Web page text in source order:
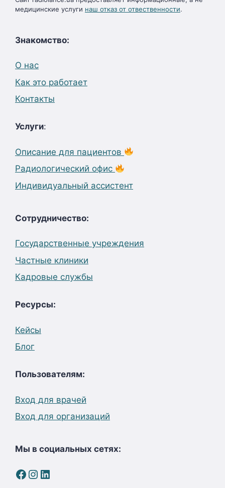
медицинские услуги наш отказ от отвественности.
Знакомство:
О нас
Как это работает
Контакты
Услуги:
Описание для пациентов
Радиологический офис
Индивидуальный ассистент
Сотрудничество:
Государственные учреждения
Частные клиники
Кадровые службы
Ресурсы:
Кейсы
Блог
Пользователям:
Вход для врачей
Вход для организаций
Мы в социальных сетях:
Facebook
Instagram
LinkedIn